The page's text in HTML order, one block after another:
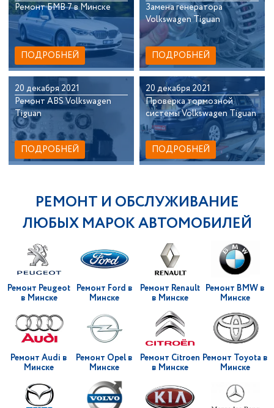
Ремонт БМВ 7 в Минске
ПОДРОБНЕЙ
Замена генератора
Volkswagen Tiguan
ПОДРОБНЕЙ
20 декабря 2021
Ремонт ABS Volkswagen
Tiguan
ПОДРОБНЕЙ
20 декабря 2021
Проверка тормозной
системы Volkswagen Tiguan
ПОДРОБНЕЙ
РЕМОНТ И ОБСЛУЖИВАНИЕ
ЛЮБЫХ МАРОК АВТОМОБИЛЕЙ
Ремонт Peugeot
в Минске
Ремонт Ford в
Минске
Ремонт Renault
в Минске
Ремонт BMW в
Минске
Ремонт Audi в
Минске
Ремонт Opel в
Минске
Ремонт Citroen
в Минске
Ремонт Toyota в
Минске